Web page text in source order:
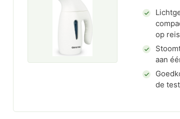
op reis
aan
de test